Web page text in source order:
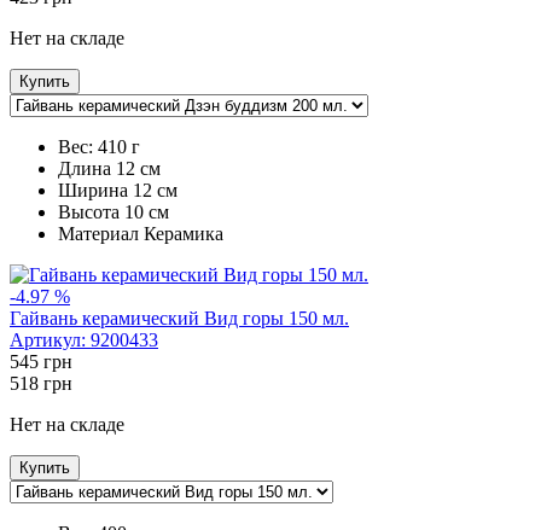
Нет на складе
Купить
Вес: 410 г
Длина 12 см
Ширина 12 см
Высота 10 см
Maтериал Керамика
-4.97 %
Гайвань керамический Вид горы 150 мл.
Артикул: 9200433
545 грн
518 грн
Нет на складе
Купить